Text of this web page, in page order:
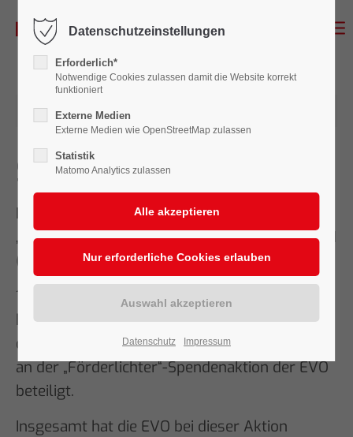
17.01.2018 14:02
Spende EVO Förderlicht
Der Förderverein der Burgbühne e.V. sagt
„Danke“ an die Energieversorgung Oelde GmbH
(EVO).
17 Vereine aus Oelde und den drei Ortsteilen
haben sich im Jahr 2017 mit Projektideen, für
die man finanzielle Unterstützung benötigte,
an der „Förderlichter“-Spendenaktion der EVO
beteiligt.
Insgesamt hat die EVO bei dieser Aktion
Datenschutzeinstellungen
Erforderlich*
Notwendige Cookies zulassen damit die Website korrekt
funktioniert
Externe Medien
Externe Medien wie OpenStreetMap zulassen
Statistik
Matomo Analytics zulassen
Datenschutz Impressum